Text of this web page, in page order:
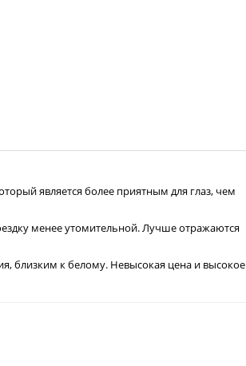
является более приятным для глаз, чем
менее утомительной. Лучше отражаются
близким к белому. Невысокая цена и высокое